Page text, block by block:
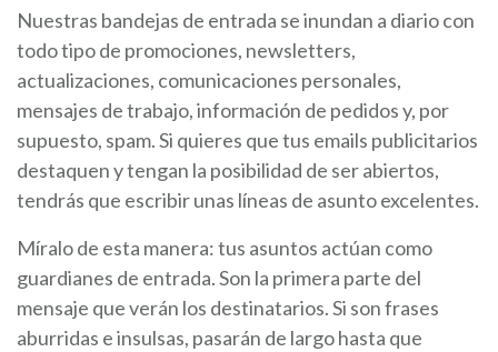
Nuestras bandejas de entrada se inundan a diario con
todo tipo de promociones, newsletters,
actualizaciones, comunicaciones personales,
mensajes de trabajo, información de pedidos y, por
supuesto, spam. Si quieres que tus emails publicitarios
destaquen y tengan la posibilidad de ser abiertos,
tendrás que escribir unas líneas de asunto excelentes.
Míralo de esta manera: tus asuntos actúan como
guardianes de entrada. Son la primera parte del
mensaje que verán los destinatarios. Si son frases
aburridas e insulsas, pasarán de largo hasta que